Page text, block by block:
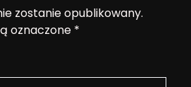
zostanie opublikowany.
oznaczone *